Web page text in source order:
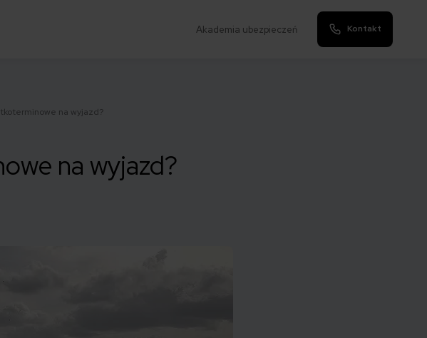
Akademia ubezpieczeń Kontakt
na wyjazd?
na wyjazd?